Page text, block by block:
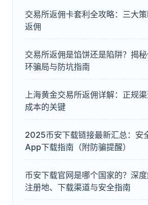
交易所返佣卡套利全攻略：三大
返佣
交易所返佣是馅饼还是陷阱？揭
环骗局与防坑指南
上海黄金交易所返佣详解：正规
成本的关键
2025币安下载链接最新汇总：安
App下载指南（附防骗提醒）
币安下载官网是哪个国家的？深
注册地、下载渠道与安全指南